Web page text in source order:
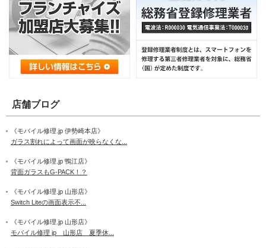
店舗ブログ
《モバイル修理.jp 伊勢崎本店》
ガラス割れによって画面が映らなくな...
《モバイル修理.jp 鴨江店》
背面ガラスもG-PACK！？
《モバイル修理.jp 山形店》
Switch Liteの画面表示不...
《モバイル修理.jp 山形店》
モバイル修理 jp 山形店 夏季休...